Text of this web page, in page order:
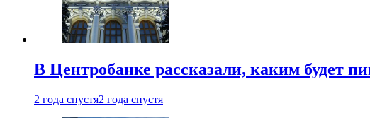
В Центробанке рассказали, каким будет
2 года спустя2 года спустя